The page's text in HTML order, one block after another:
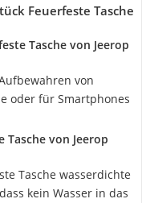
Feuerfeste Tasche
Tasche von Jeerop
von
oder für Smartphones
Tasche von Jeerop
Tasche wasserdichte
kein Wasser in das